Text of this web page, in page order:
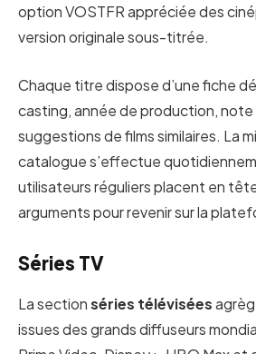
option VOSTFR appréciée des
version originale sous-titrée.
Chaque titre dispose d’une fiche
casting, année de production,
suggestions de films similaires. La
catalogue s’effectue
utilisateurs réguliers placent en
arguments pour revenir sur la
Séries TV
La sectionséries télévisées
issues des grands diffuseurs